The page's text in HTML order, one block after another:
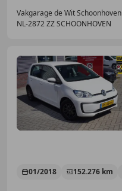
Vakgarage de Wit Schoonhoven
NL-2872 ZZ SCHOONHOVEN
01/2018 152.276 km